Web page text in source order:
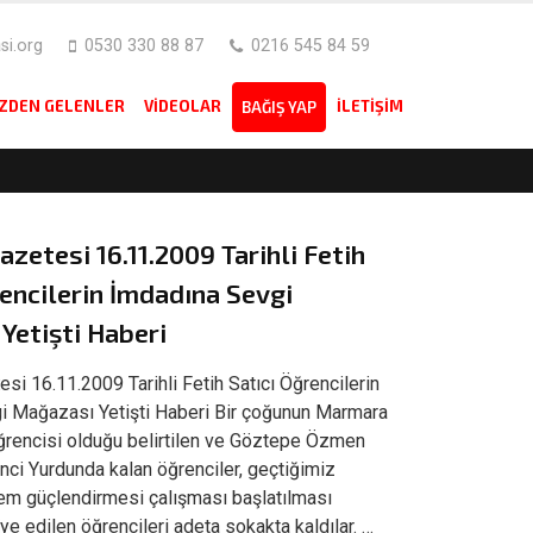
0530 330 88 87 0216 545 84 59
GELENLER VIDEOLAR BAĞIŞ YAP İLETIŞIM
16.11.2009 Tarihli Fetih
İmdadına Sevgi
Yetişti Haberi
16.11.2009 Tarihli Fetih Satıcı Öğrencilerin
Mağazası Yetişti Haberi Bir çoğunun Marmara
olduğu belirtilen ve Göztepe Özmen
Yurdunda kalan öğrenciler, geçtiğimiz
güçlendirmesi çalışması başlatılması
edilen öğrencileri adeta sokakta kaldılar. …